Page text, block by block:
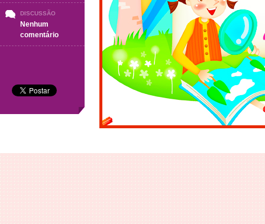
DISCUSSÃO
Nenhum
comentárioem
Boa